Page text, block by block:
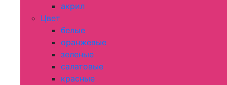
акрил
Цвет
белые
оранжевые
зеленые
салатовые
красные